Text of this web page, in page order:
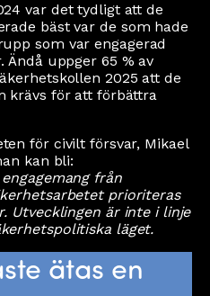
var det tydligt att de
bäst var de som hade
som var engagerad
uppger 65 % av
2025 att de
krävs för att förbättra
för civilt försvar, Mikael
kan bli:
från
prioriteras
Utvecklingen är inte i linje
läget.
ätas en